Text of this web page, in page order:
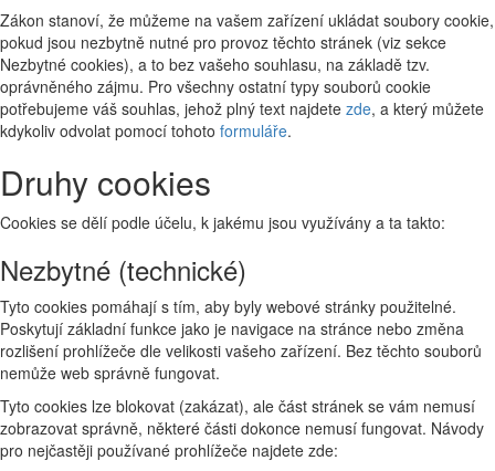
Zákon stanoví, že můžeme na vašem zařízení ukládat soubory cookie,
pokud jsou nezbytně nutné pro provoz těchto stránek (viz sekce
Nezbytné cookies), a to bez vašeho souhlasu, na základě tzv.
oprávněného zájmu. Pro všechny ostatní typy souborů cookie
potřebujeme váš souhlas, jehož plný text najdete zde, a který můžete
kdykoliv odvolat pomocí tohoto formuláře.
Druhy cookies
Cookies se dělí podle účelu, k jakému jsou využívány a ta takto:
Nezbytné (technické)
Tyto cookies pomáhají s tím, aby byly webové stránky použitelné.
Poskytují základní funkce jako je navigace na stránce nebo změna
rozlišení prohlížeče dle velikosti vašeho zařízení. Bez těchto souborů
nemůže web správně fungovat.
Tyto cookies lze blokovat (zakázat), ale část stránek se vám nemusí
zobrazovat správně, některé části dokonce nemusí fungovat. Návody
pro nejčastěji používané prohlížeče najdete zde: